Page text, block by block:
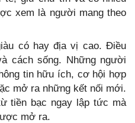
xem là người mang theo
có hay địa vị cao. Điều
cách sống. Những người
tin hữu ích, cơ hội hợp
mở ra những kết nối mới.
tiền bạc ngay lập tức mà
mở ra.